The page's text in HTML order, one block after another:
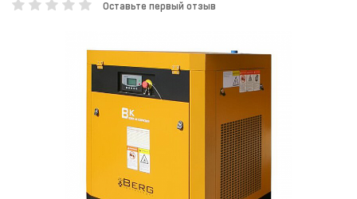
Оставьте первый отзыв